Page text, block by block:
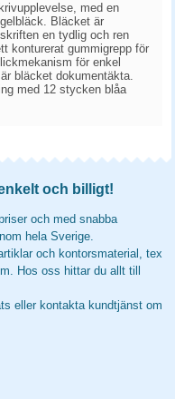
med en
Bläcket är
en tydlig och ren
konturerat gummigrepp för
för enkel
bläcket dokumentäkta.
med 12 stycken blåa
och billigt!
och med snabba
hela Sverige.
och kontorsmaterial, tex
Hos oss hittar du allt till
eller kontakta kundtjänst om